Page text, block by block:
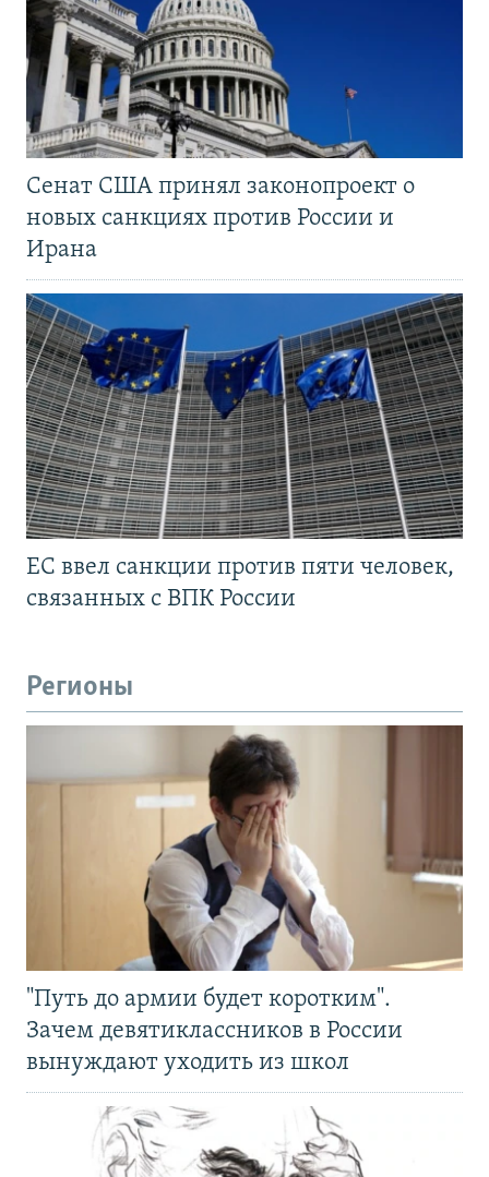
Сенат США принял законопроект о
новых санкциях против России и
Ирана
ЕС ввел санкции против пяти человек,
связанных с ВПК России
Регионы
"Путь до армии будет коротким".
Зачем девятиклассников в России
вынуждают уходить из школ